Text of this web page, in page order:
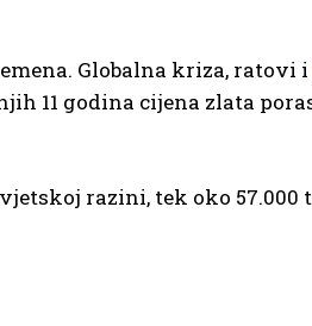
Globalna kriza, ratovi i
11 godina cijena zlata
razini, tek oko 57.000